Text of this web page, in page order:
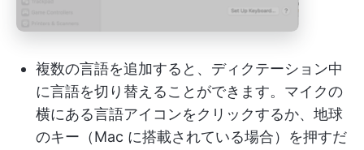
複数の言語を追加すると、ディクテーション中
に言語を切り替えることができます。マイクの
横にある言語アイコンをクリックするか、地球
のキー（Mac に搭載されている場合）を押すだ